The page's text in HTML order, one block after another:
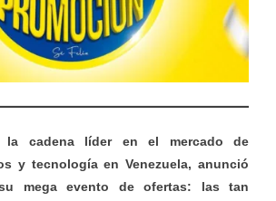
la cadena líder en el mercado de
y tecnología en Venezuela, anunció
mega evento de ofertas: las tan